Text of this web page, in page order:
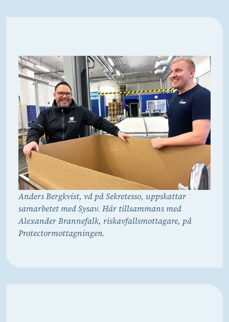
Anders Bergkvist, vd på Sekretesso, uppskattar
samarbetet med Sysav. Här tillsammans med
Alexander Brannefalk, riskavfallsmottagare, på
Protectormottagningen.